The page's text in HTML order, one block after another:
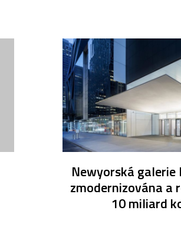
Newyorská galerie
zmodernizována a
10 miliard